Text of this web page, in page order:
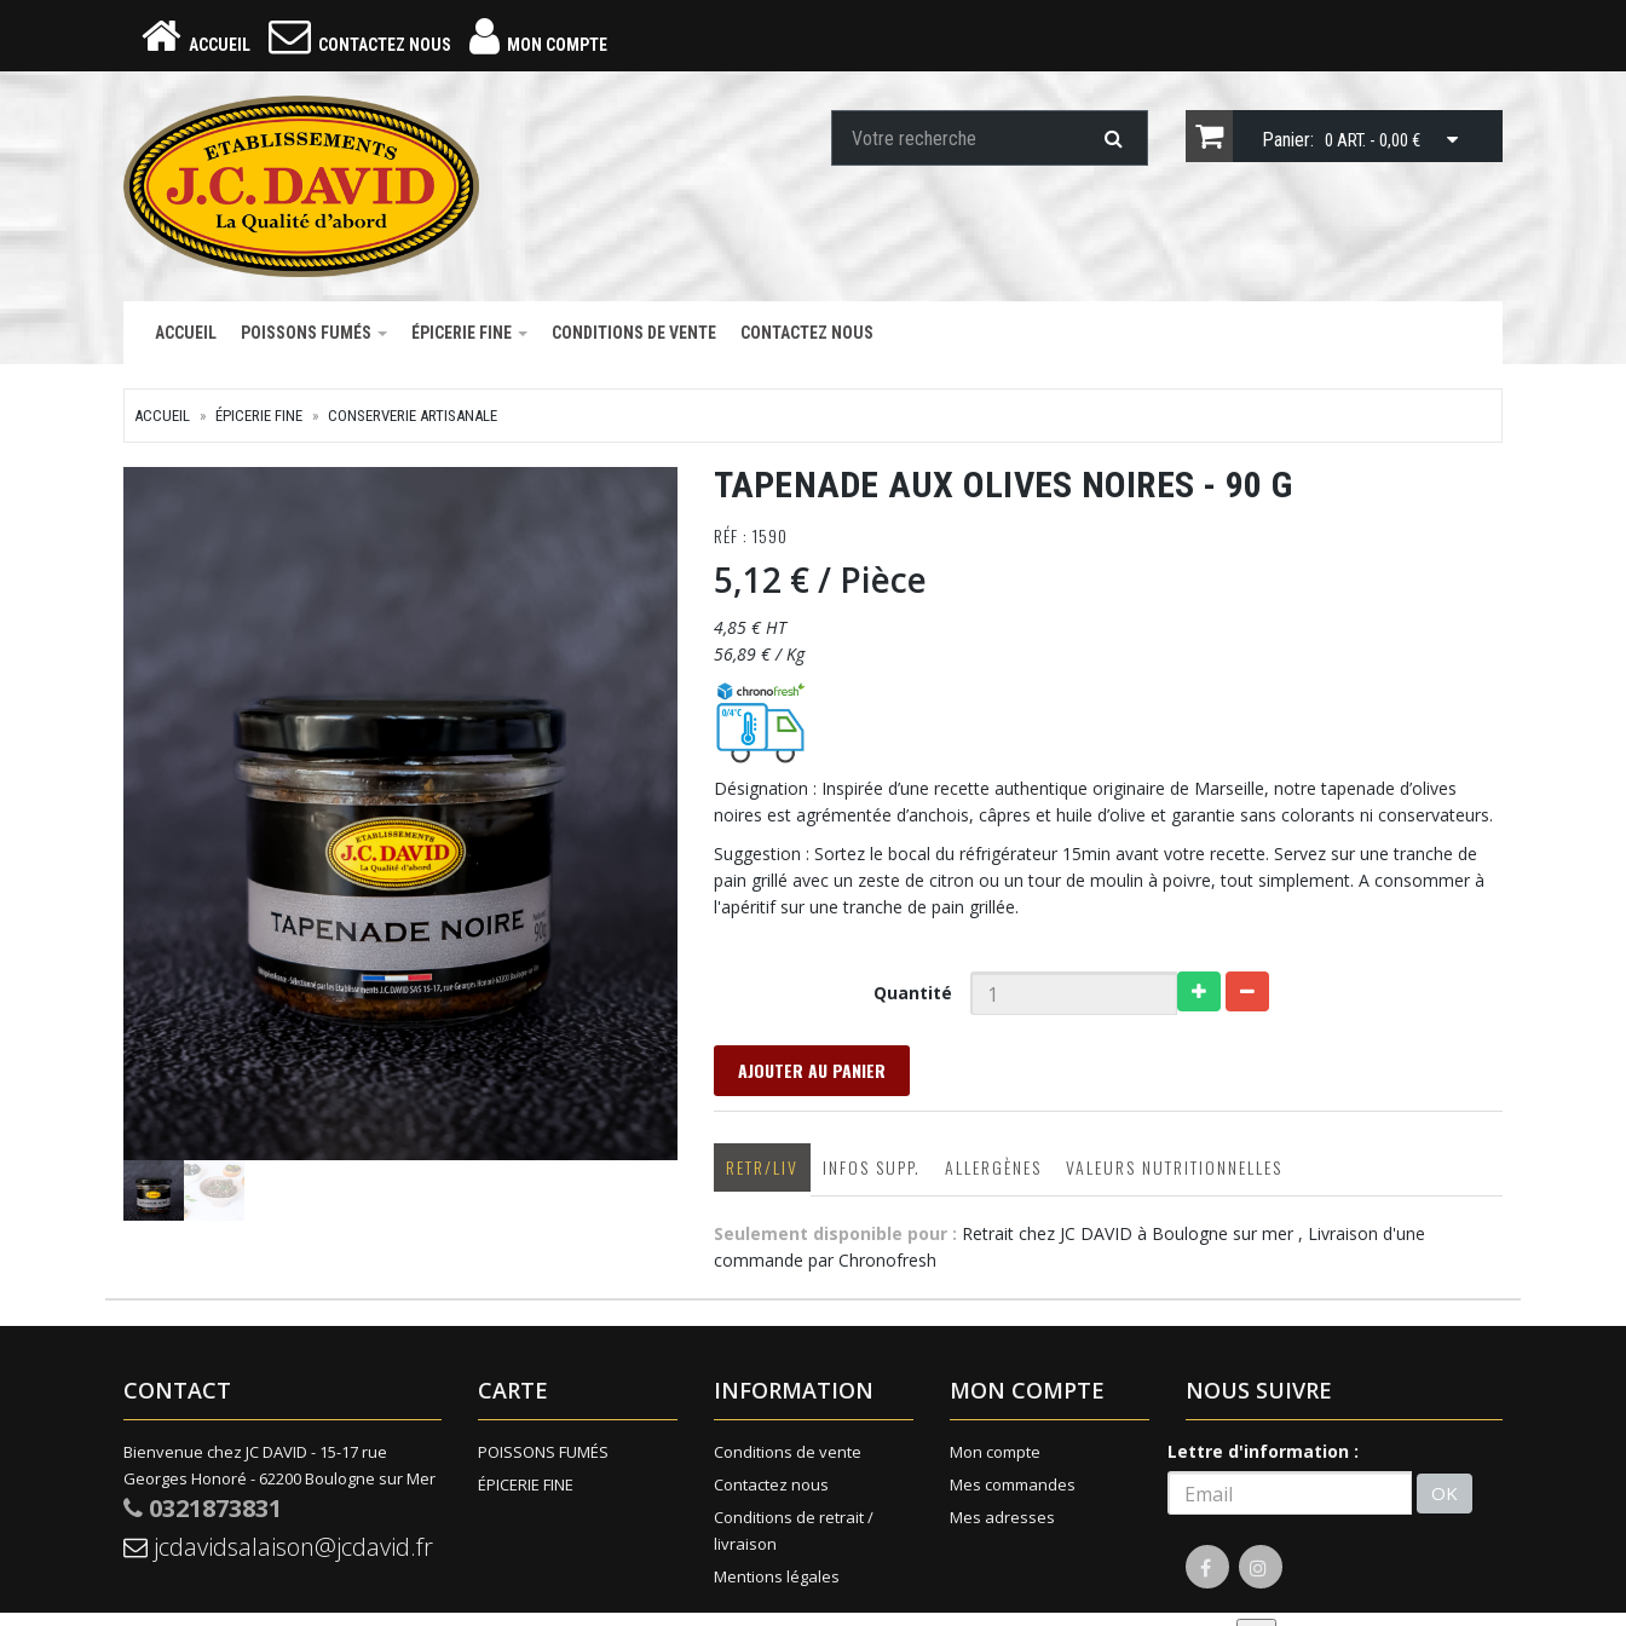
ACCUEIL CONTACTEZ NOUS MON COMPTE
Panier: 0 ART. - 0,00 €
ACCUEIL POISSONS FUMÉS ÉPICERIE FINE CONDITIONS DE VENTE CONTACTEZ NOUS
ACCUEIL ÉPICERIE FINE CONSERVERIE ARTISANALE
TAPENADE AUX OLIVES NOIRES - 90 G
RÉF : 1590
5,12 €/ Pièce
4,85 € HT
56,89 € / Kg
Désignation : Inspirée d’une recette authentique originaire de Marseille, notre tapenade d’olives
noires est agrémentée d’anchois, câpres et huile d’olive et garantie sans colorants ni conservateurs.
Suggestion : Sortez le bocal du réfrigérateur 15min avant votre recette. Servez sur une tranche de
pain grillé avec un zeste de citron ou un tour de moulin à poivre, tout simplement. A consommer à
l'apéritif sur une tranche de pain grillée.
Quantité
AJOUTER AU PANIER
RETR/LIV INFOS SUPP. ALLERGÈNES VALEURS NUTRITIONNELLES
Seulement disponible pour : Retrait chez JC DAVID à Boulogne sur mer , Livraison d'une
commande par Chronofresh
CONTACT
Bienvenue chez JC DAVID - 15-17 rue
Georges Honoré - 62200 Boulogne sur Mer
0321873831
jcdavidsalaison@jcdavid.fr
CARTE
POISSONS FUMÉS
ÉPICERIE FINE
INFORMATION
Conditions de vente
Contactez nous
Conditions de retrait /
livraison
Mentions légales
MON COMPTE
Mon compte
Mes commandes
Mes adresses
NOUS SUIVRE
Lettre d'information :
OK